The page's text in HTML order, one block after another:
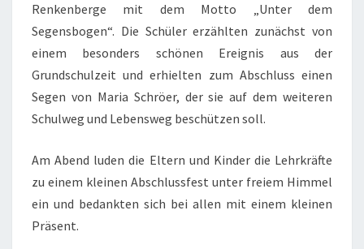
Renkenberge mit dem Motto „Unter dem
Segensbogen“. Die Schüler erzählten zunächst von
einem besonders schönen Ereignis aus der
Grundschulzeit und erhielten zum Abschluss einen
Segen von Maria Schröer, der sie auf dem weiteren
Schulweg und Lebensweg beschützen soll.
Am Abend luden die Eltern und Kinder die Lehrkräfte
zu einem kleinen Abschlussfest unter freiem Himmel
ein und bedankten sich bei allen mit einem kleinen
Präsent.